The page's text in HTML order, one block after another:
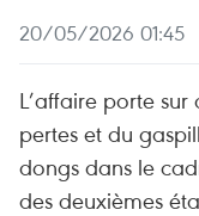
20/05/2026 01:45
L’affaire porte
pertes et du
dongs dans le
des deuxièmes